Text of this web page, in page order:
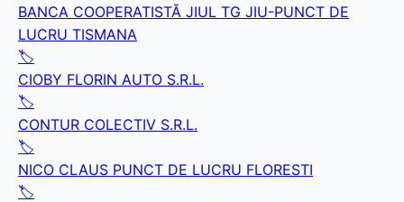
BANCA COOPERATISTĂ JIUL TG JIU-PUNCT DE
LUCRU TISMANA
🏷️
CIOBY FLORIN AUTO S.R.L.
🏷️
CONTUR COLECTIV S.R.L.
🏷️
NICO CLAUS PUNCT DE LUCRU FLORESTI
🏷️